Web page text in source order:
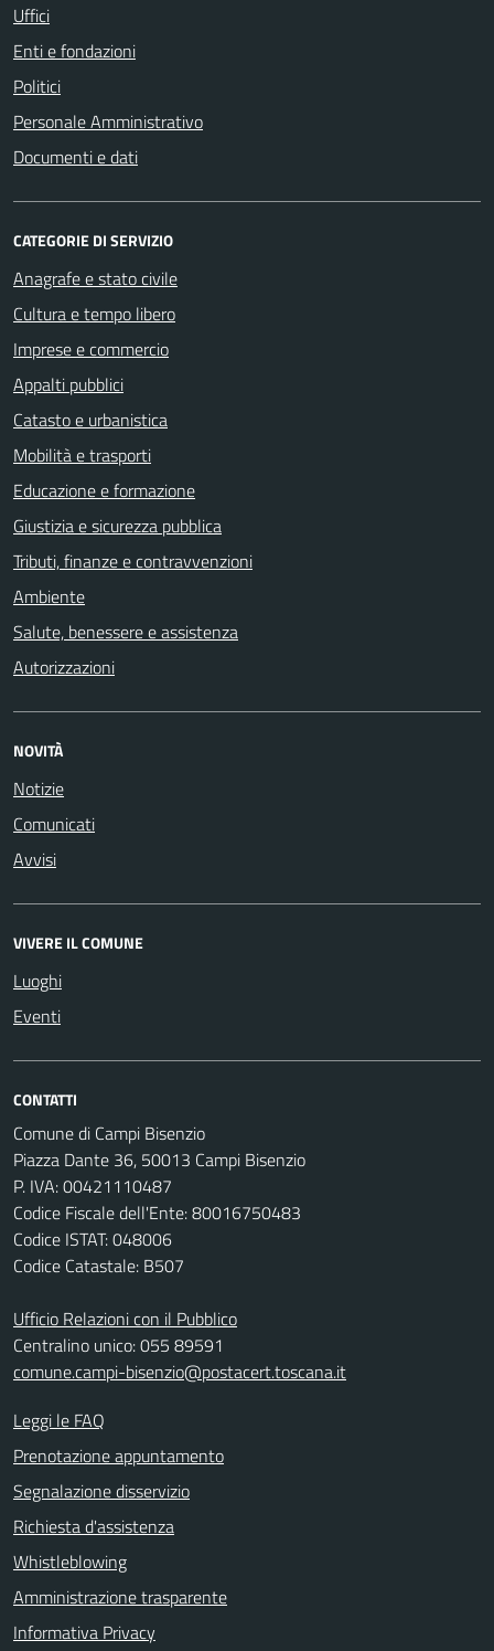
Uffici
Enti e fondazioni
Politici
Personale Amministrativo
Documenti e dati
CATEGORIE DI SERVIZIO
Anagrafe e stato civile
Cultura e tempo libero
Imprese e commercio
Appalti pubblici
Catasto e urbanistica
Mobilità e trasporti
Educazione e formazione
Giustizia e sicurezza pubblica
Tributi, finanze e contravvenzioni
Ambiente
Salute, benessere e assistenza
Autorizzazioni
NOVITÀ
Notizie
Comunicati
Avvisi
VIVERE IL COMUNE
Luoghi
Eventi
CONTATTI
Comune di Campi Bisenzio
Piazza Dante 36, 50013 Campi Bisenzio
P. IVA: 00421110487
Codice Fiscale dell'Ente: 80016750483
Codice ISTAT: 048006
Codice Catastale: B507
Ufficio Relazioni con il Pubblico
Centralino unico: 055 89591
comune.campi-bisenzio@postacert.toscana.it
Leggi le FAQ
Prenotazione appuntamento
Segnalazione disservizio
Richiesta d'assistenza
Whistleblowing
Amministrazione trasparente
Informativa Privacy